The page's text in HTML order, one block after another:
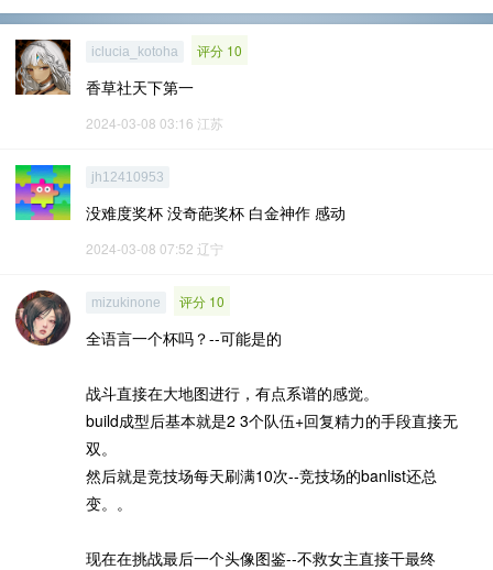
iclucia_kotoha 评分 10
香草社天下第一
2024-03-08 03:16 江苏
jh12410953
没难度奖杯 没奇葩奖杯 白金神作 感动
2024-03-08 07:52 辽宁
mizukinone 评分 10
全语言一个杯吗？--可能是的
战斗直接在大地图进行，有点系谱的感觉。
build成型后基本就是2 3个队伍+回复精力的手段直接无
双。
然后就是竞技场每天刷满10次--竞技场的banlist还总
变。。
现在在挑战最后一个头像图鉴--不救女主直接干最终